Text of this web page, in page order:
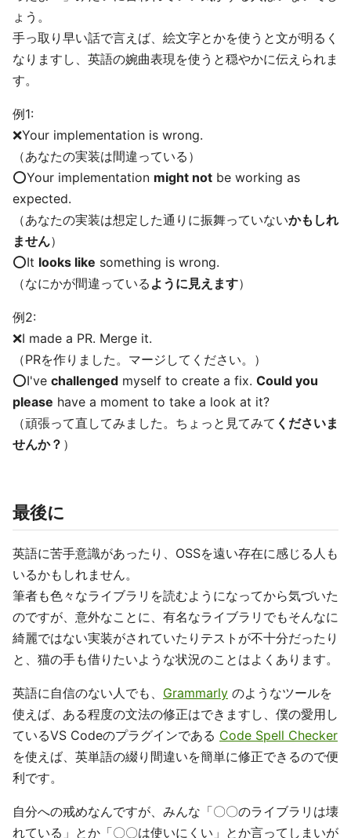
ょう。
手っ取り早い話で言えば、絵文字とかを使うと文が明るく
なりますし、英語の婉曲表現を使うと穏やかに伝えられま
す。
例1:
❌Your implementation is wrong.
（あなたの実装は間違っている）
⭕️Your implementation might not be working as
expected.
（あなたの実装は想定した通りに振舞っていないかもしれ
ません）
⭕️It looks like something is wrong.
（なにかが間違っている ように見えます）
例2:
❌I made a PR. Merge it.
（PRを作りました。マージしてください。）
⭕️I've challenged myself to create a fix. Could you
please have a moment to take a look at it?
（頑張って直してみました。ちょっと見てみて くださいま
せんか？ ）
最後に
英語に苦手意識があったり、OSSを遠い存在に感じる人も
いるかもしれません。
筆者も色々なライブラリを読むようになってから気づいた
のですが、意外なことに、有名なライブラリでもそんなに
綺麗ではない実装がされていたりテストが不十分だったり
と、猫の手も借りたいような状況のことはよくあります。
英語に自信のない人でも、 Grammarly のようなツールを
使えば、ある程度の文法の修正はできますし、僕の愛用し
ているVS Codeのプラグインである Code Spell Checker
を使えば、英単語の綴り間違いを簡単に修正できるので便
利です。
自分への戒めなんですが、みんな「〇〇のライブラリは壊
れている」とか「〇〇は使いにくい」とか言ってしまいが